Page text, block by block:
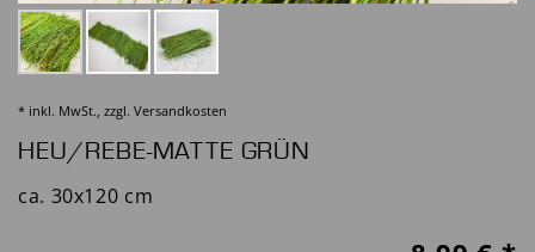
* inkl. MwSt., zzgl. Versandkosten
HEU/REBE-MATTE GRÜN
ca. 30x120 cm